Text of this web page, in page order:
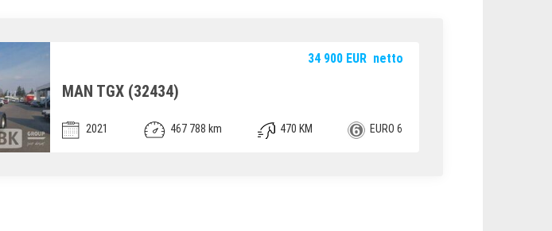
34 900 EUR netto
MAN TGX (32434)
2021 467 788 km 470 KM EURO 6